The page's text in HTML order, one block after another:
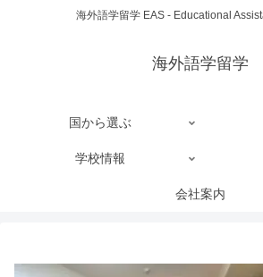
海外語学留学 EAS - Educational
海外語学留学
国から選ぶ
学校情報
会社案内